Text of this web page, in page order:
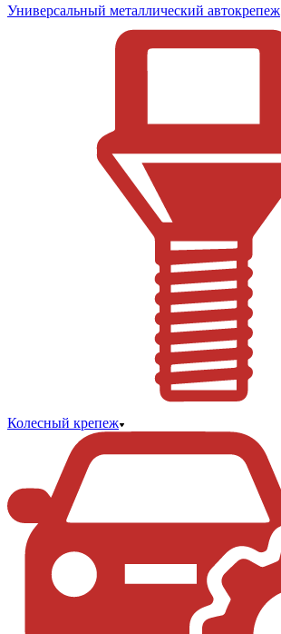
Универсальный металлический автокрепеж
Колесный крепеж